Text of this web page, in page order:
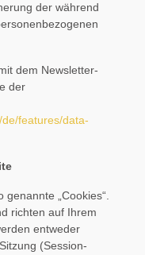
der während
dem Newsletter-
der
features/data-
„Cookies“.
richten auf Ihrem
entweder
(Session-